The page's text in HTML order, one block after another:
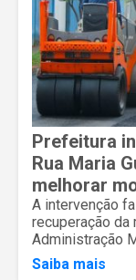
Prefeitura
Rua Maria
melhorar
A intervenção
recuperação da
Administração
Saiba mais